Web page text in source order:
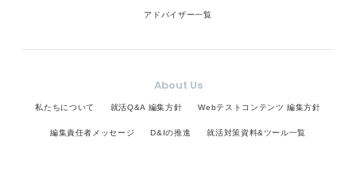
アドバイザー一覧
About Us
私たちについて 就活Q&A 編集方針 Webテストコンテンツ 編集方針
編集責任者メッセージ D&Iの推進 就活対策資料&ツール一覧